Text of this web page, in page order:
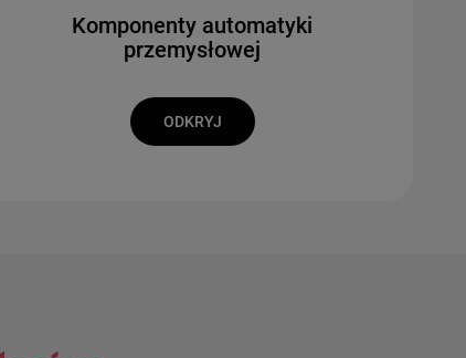
Komponenty automatyki
przemysłowej
ODKRYJ